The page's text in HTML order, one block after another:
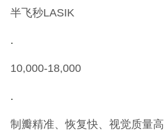
半飞秒LASIK
.
10,000-18,000
.
制瓣精准、恢复快、视觉质量高